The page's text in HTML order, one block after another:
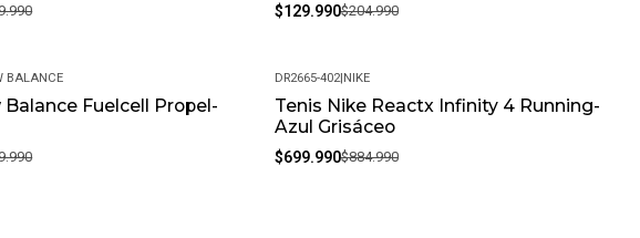
$129.990$204.990
BALANCE
Balance Fuelcell Propel-
-21%
DR2665-402|NIKE
Tenis Nike Reactx Infinity 4 Running-
Azul Grisáceo
$699.990$884.990